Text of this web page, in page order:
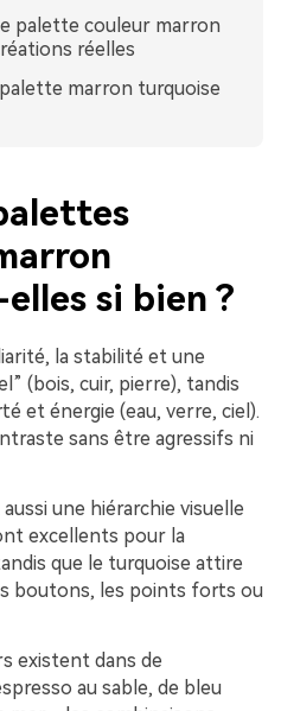
palette couleur marron
réelles
marron turquoise
si bien ?
la stabilité et une
(bois, cuir, pierre), tandis
et énergie (eau, verre, ciel).
sans être agressifs ni
une hiérarchie visuelle
excellents pour la
que le turquoise attire
boutons, les points forts ou
existent dans de
au sable, de bleu